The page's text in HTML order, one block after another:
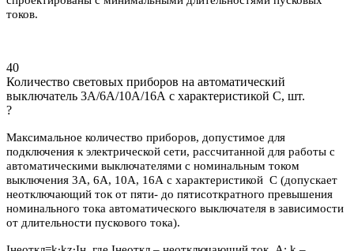
токов.
40
Количество световых приборов на автоматический
выключатель 3А/6А/10А/16А с характеристикой C, шт.
?
Максимальное количество приборов, допустимое для
подключения к электрической сети, рассчитанной для работы с
автоматическими выключателями с номинальным током
выключения 3А, 6А, 10А, 16А с характеристикой С (допускает
неотключающий ток от пяти- до пятисоткратного превышения
номинального тока автоматического выключателя в зависимости
от длительности пускового тока).